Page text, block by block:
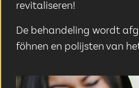
revitaliseren!
De behandeling wordt
föhnen en polijsten van